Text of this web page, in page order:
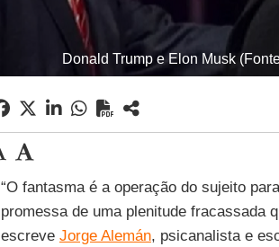
Donald Trump e Elon Musk
“O fantasma é a operação do sujeito
promessa de uma plenitude fracassada
escreve Jorge Alemán, psicanalista e